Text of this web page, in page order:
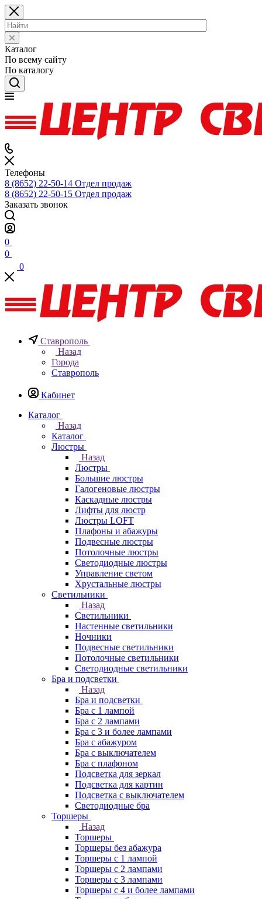
Каталог
По всему сайту
По каталогу
Телефоны
8 (8652) 22-50-14 Отдел продаж
8 (8652) 22-50-15 Отдел продаж
Заказать звонок
0
0
0
Ставрополь
Назад
Города
Ставрополь
Кабинет
Каталог
Назад
Каталог
Люстры
Назад
Люстры
Большие люстры
Галогеновые люстры
Каскадные люстры
Лифты для люстр
Люстры LOFT
Плафоны и абажуры
Подвесные люстры
Потолочные люстры
Светодиодные люстры
Управление светом
Хрустальные люстры
Светильники
Назад
Светильники
Настенные светильники
Ночники
Подвесные светильники
Потолочные светильники
Светодиодные светильники
Бра и подсветки
Назад
Бра и подсветки
Бра с 1 лампой
Бра с 2 лампами
Бра с 3 и более лампами
Бра с абажуром
Бра с выключателем
Бра с плафоном
Подсветка для зеркал
Подсветка для картин
Подсветка с выключателем
Светодиодные бра
Торшеры
Назад
Торшеры
Торшеры без абажура
Торшеры с 1 лампой
Торшеры с 2 лампами
Торшеры с 3 лампами
Торшеры с 4 и более лампами